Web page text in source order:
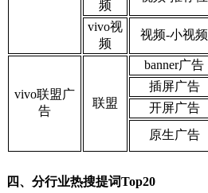
频
vivo视
频
视频-小视频
vivo联盟广
告
联盟
banner广告
插屏广告
开屏广告
原生广告
四、分行业热搜提词Top20